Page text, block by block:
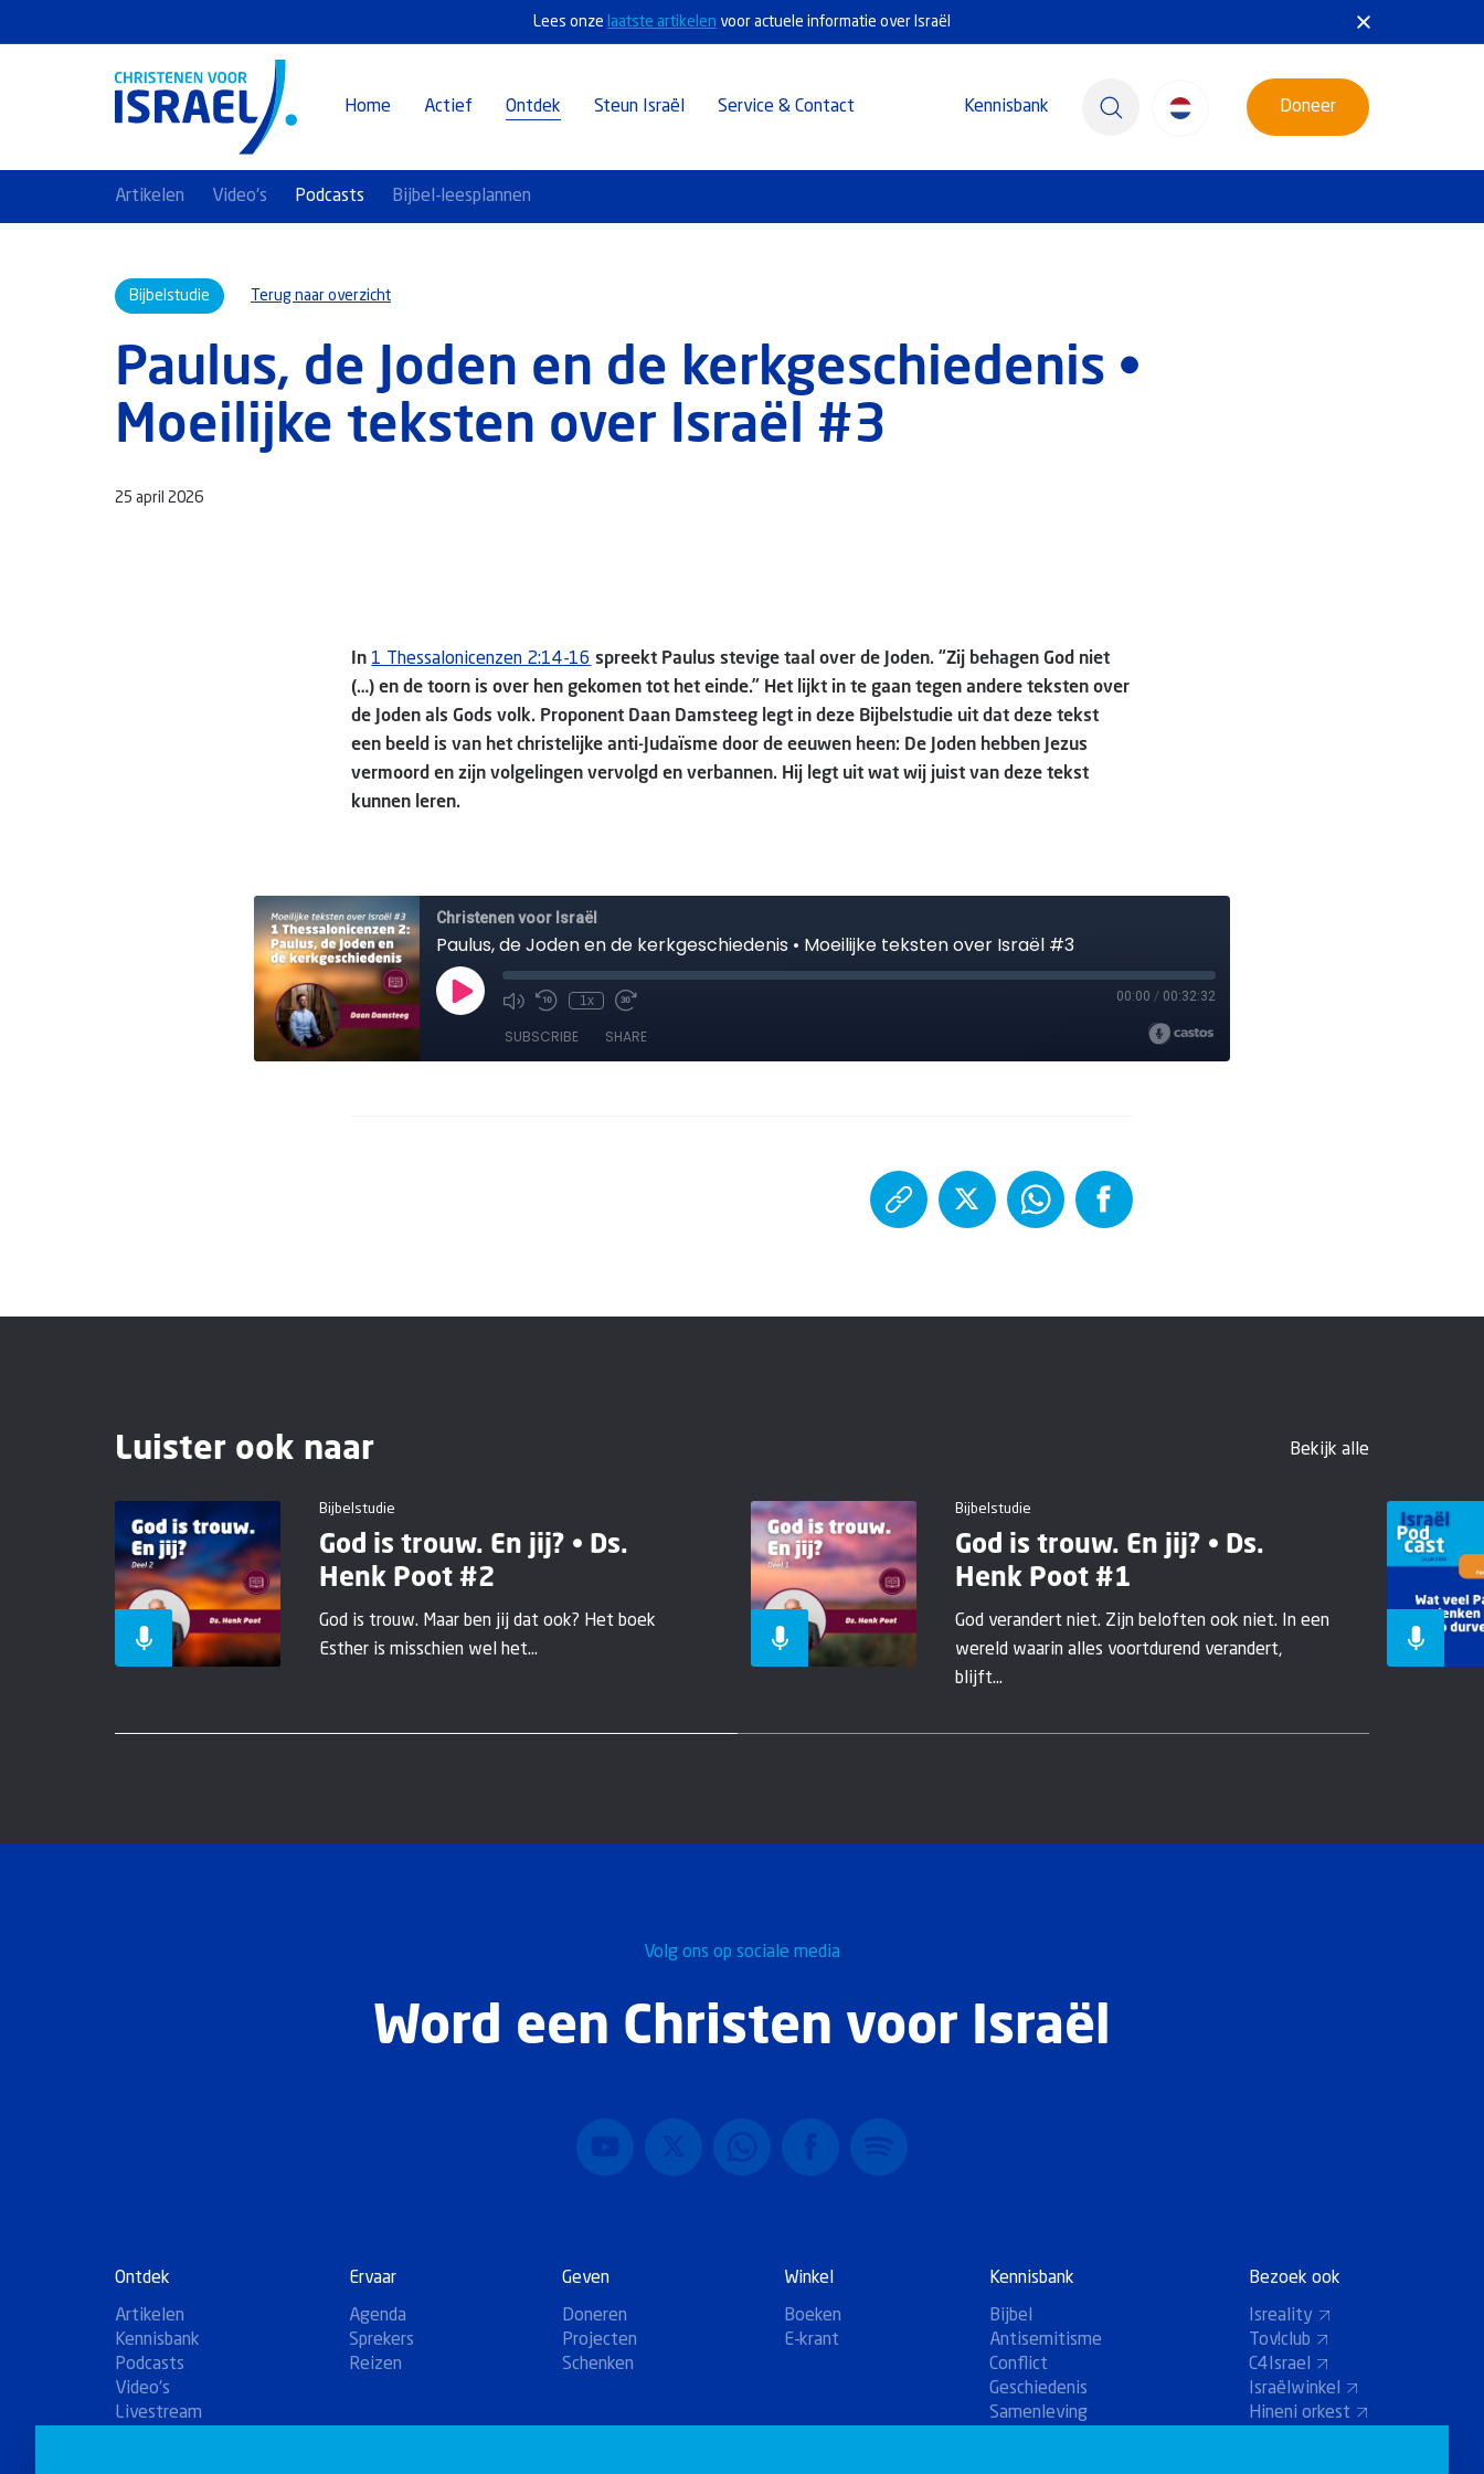
Lees onze laatste artikelen voor actuele informatie over Israël
Home Actief Ontdek Steun Israël Service & Contact Kennisbank Doneer
Artikelen Video's Podcasts Bijbel-leesplannen
Bijbelstudie Terug naar overzicht
Paulus, de Joden en de kerkgeschiedenis •
Moeilijke teksten over Israël #3
25 april 2026
In 1 Thessalonicenzen 2:14-16 spreekt Paulus stevige taal over de Joden. “Zij behagen God niet
(…) en de toorn is over hen gekomen tot het einde.” Het lijkt in te gaan tegen andere teksten over
de Joden als Gods volk. Proponent Daan Damsteeg legt in deze Bijbelstudie uit dat deze tekst
een beeld is van het christelijke anti-Judaïsme door de eeuwen heen: De Joden hebben Jezus
vermoord en zijn volgelingen vervolgd en verbannen. Hij legt uit wat wij juist van deze tekst
kunnen leren.
Luister ook naar Bekijk alle
Bijbelstudie
God is trouw. En jij? • Ds.
Henk Poot #2
God is trouw. Maar ben jij dat ook? Het boek
Esther is misschien wel het...
Bijbelstudie
God is trouw. En jij? • Ds.
Henk Poot #1
God verandert niet. Zijn beloften ook niet. In een
wereld waarin alles voortdurend verandert,
blijft...
Volg ons op sociale media
Word een Christen voor Israël
Ontdek
Artikelen
Kennisbank
Podcasts
Video's
Livestream
Ervaar
Agenda
Sprekers
Reizen
Geven
Doneren
Projecten
Schenken
Winkel
Boeken
E-krant
Kennisbank
Bijbel
Antisemitisme
Conflict
Geschiedenis
Samenleving
Bezoek ook
Isreality
Tov!club
C4Israel
Israëlwinkel
Hineni orkest